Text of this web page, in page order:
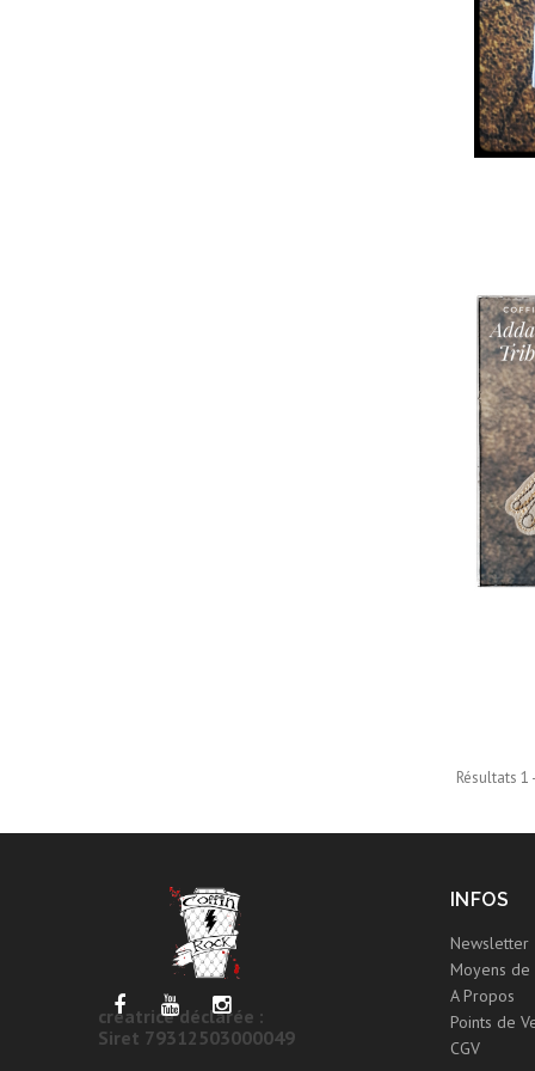
Résultats 1
créatrice déclarée :
Siret 79312503000049
INFOS
Newsletter
Moyens de
A Propos
Points de
CGV